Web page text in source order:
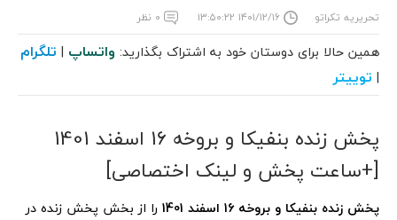
تحریریه تکراتو ۱۴۰۱/۱۲/۱۶ ۱۳:۵۰:۲۲ ۰ نظر
همین حالا برای دوستان خود به اشتراک بگذارید: واتساپ | تلگرام
| توییتر
پخش زنده بنفیکا و بروخه 16 اسفند 1401
[+ساعت پخش و لینک اختصاصی]
پخش زنده بنفیکا و بروخه 16 اسفند 1401
را از بخش پخش زنده در